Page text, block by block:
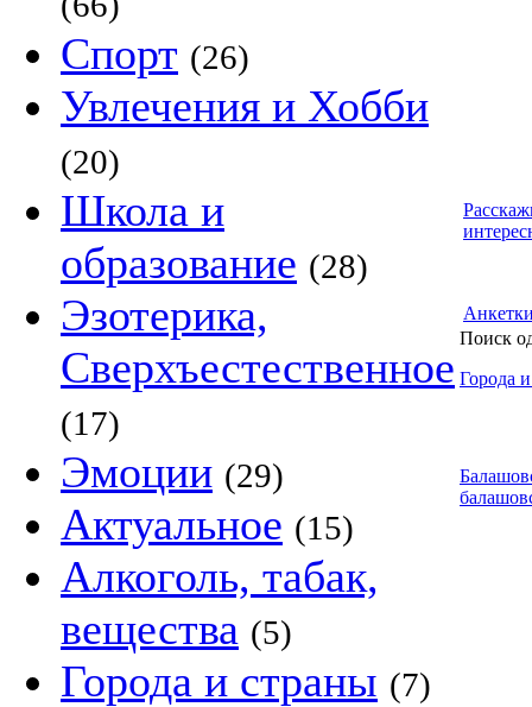
Спорт (26)
Увлечения и Хобби
(20)
Школа и
образование (28)
Эзотерика,
Сверхъестественное
(17)
Эмоции (29)
Актуальное (15)
Алкоголь, табак,
вещества (5)
Города и страны (7)
Поиск
Города